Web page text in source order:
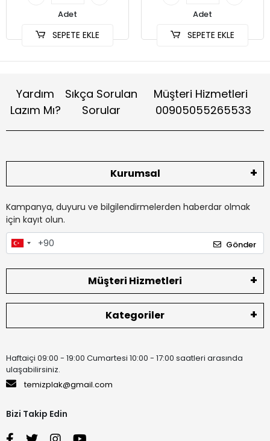
Adet
SEPETE EKLE
Adet
SEPETE EKLE
Yardım
Lazım Mı?
Sıkça Sorulan
Sorular
Müşteri Hizmetleri
00905055265533
Kurumsal
Kampanya, duyuru ve bilgilendirmelerden haberdar olmak
için kayıt olun.
Gönder
Müşteri Hizmetleri
Kategoriler
Haftaiçi 09:00 - 19:00 Cumartesi 10:00 - 17:00 saatleri arasında
ulaşabilirsiniz.
temizplak@gmail.com
Bizi Takip Edin